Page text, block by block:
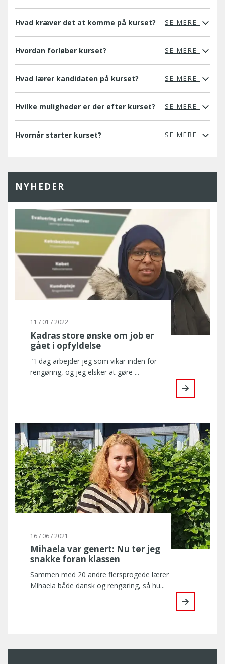
Hvad kræver det at komme på kurset? SE MERE
Hvordan forløber kurset? SE MERE
Hvad lærer kandidaten på kurset? SE MERE
Hvilke muligheder er der efter kurset? SE MERE
Hvornår starter kurset? SE MERE
NYHEDER
11 / 01 / 2022
Kadras store ønske om job er
gået i opfyldelse
”I dag arbejder jeg som vikar inden for
rengøring, og jeg elsker at gøre ...
16 / 06 / 2021
Mihaela var genert: Nu tør jeg
snakke foran klassen
Sammen med 20 andre flersprogede lærer
Mihaela både dansk og rengøring, så hu...